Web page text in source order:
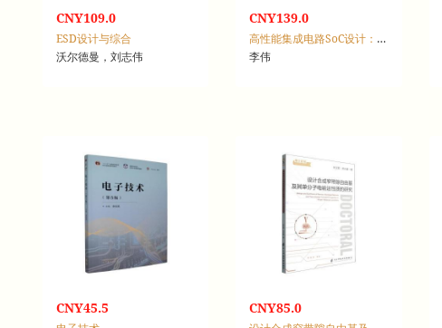
CNY109.0
ESD设计与综合
沃尔德曼，刘志伟
CNY139.0
高性能集成电路SoC设计：片上网络和Chiplet关键技术
李伟
CNY45.5 CNY85.0